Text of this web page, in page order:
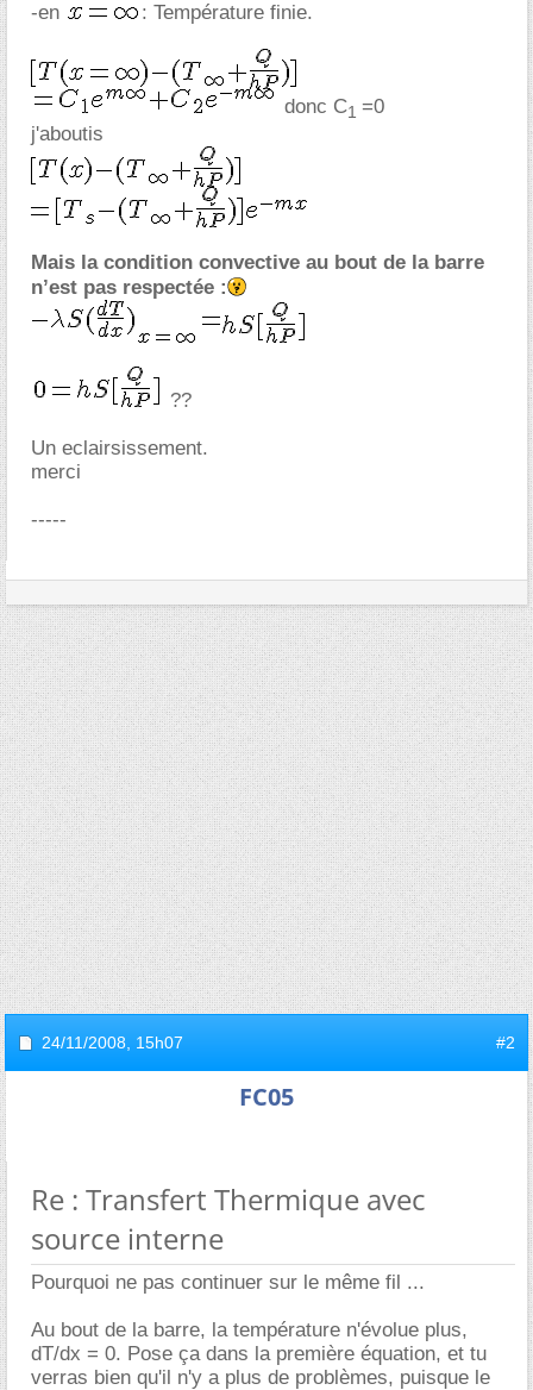
-en : Température finie.
donc C1 =0
j'aboutis
Mais la condition convective au bout de la barre
n’est pas respectée :
??
Un eclairsissement.
merci
-----
24/11/2008, 15h07 #2
FC05
Re : Transfert Thermique avec
source interne
Pourquoi ne pas continuer sur le même fil ...
Au bout de la barre, la température n'évolue plus,
dT/dx = 0. Pose ça dans la première équation, et tu
verras bien qu'il n'y a plus de problèmes, puisque le